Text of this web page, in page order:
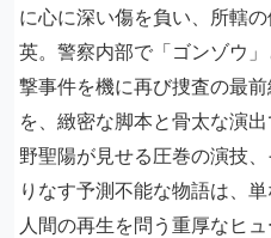
に心に深い傷を負い、所轄
英。警察内部で「ゴンゾウ
撃事件を機に再び捜査の最
を、緻密な脚本と骨太な演
野聖陽が見せる圧巻の演技
りなす予測不能な物語は、
人間の再生を問う重厚なヒ